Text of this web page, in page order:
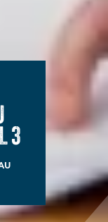
3